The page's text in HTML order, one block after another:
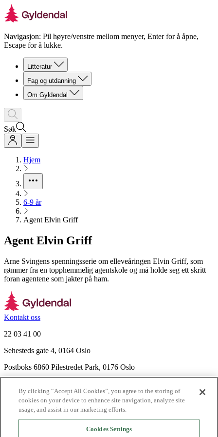
Navigasjon: Pil høyre/venstre mellom menyer, Enter for å åpne,
Escape for å lukke.
Litteratur
Fag og utdanning
Om Gyldendal
Søk
Hjem
6-9 år
Agent Elvin Griff
Agent Elvin Griff
Arne Svingens spenningsserie om elleveåringen Elvin Griff, som
rømmer fra en topphemmelig agentskole og må holde seg ett skritt
foran agentene som jakter på ham.
Kontakt oss
22 03 41 00
Sehesteds gate 4, 0164 Oslo
Postboks 6860 Pilestredet Park, 0176 Oslo
Nyhetsbrev
Ledige stillinger
Send inn manus
By clicking “Accept All Cookies”, you agree to the storing of
cookies on your device to enhance site navigation, analyze site
usage, and assist in our marketing efforts.
Cookies Settings